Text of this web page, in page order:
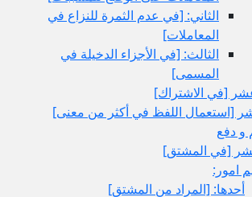
الثاني: [في عدم الثمرة للنزاع في
المعاملات‏]
الثالث: [في الأجزاء الدخيلة في
المسمى‏]
[في الاشتراك‏]
[استعمال اللفظ في أكثر من معنى‏]
و دفع
[في المشتق‏]
امور:
أحدها: [المراد من المشتق‏]